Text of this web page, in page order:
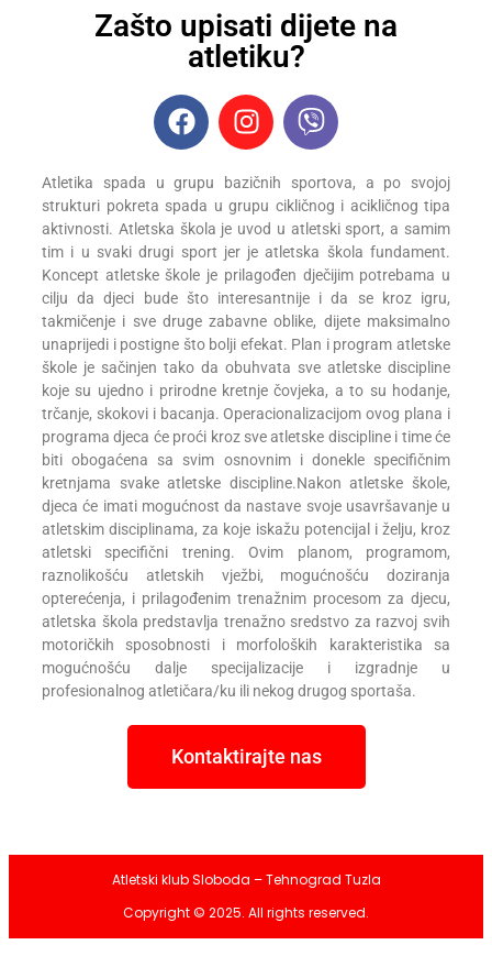
Zašto upisati dijete na
atletiku?
Atletika spada u grupu bazičnih sportova, a po svojoj
strukturi pokreta spada u grupu cikličnog i acikličnog tipa
aktivnosti. Atletska škola je uvod u atletski sport, a samim
tim i u svaki drugi sport jer je atletska škola fundament.
Koncept atletske škole je prilagođen dječijim potrebama u
cilju da djeci bude što interesantnije i da se kroz igru,
takmičenje i sve druge zabavne oblike, dijete maksimalno
unaprijedi i postigne što bolji efekat. Plan i program atletske
škole je sačinjen tako da obuhvata sve atletske discipline
koje su ujedno i prirodne kretnje čovjeka, a to su hodanje,
trčanje, skokovi i bacanja. Operacionalizacijom ovog plana i
programa djeca će proći kroz sve atletske discipline i time će
biti obogaćena sa svim osnovnim i donekle specifičnim
kretnjama svake atletske discipline.Nakon atletske škole,
djeca će imati mogućnost da nastave svoje usavršavanje u
atletskim disciplinama, za koje iskažu potencijal i želju, kroz
atletski specifični trening. Ovim planom, programom,
raznolikošću atletskih vježbi, mogućnošću doziranja
opterećenja, i prilagođenim trenažnim procesom za djecu,
atletska škola predstavlja trenažno sredstvo za razvoj svih
motoričkih sposobnosti i morfoloških karakteristika sa
mogućnošću dalje specijalizacije i izgradnje u
profesionalnog atletičara/ku ili nekog drugog sportaša.
Kontaktirajte nas
Atletski klub Sloboda – Tehnograd Tuzla
Copyright © 2025. All rights reserved.